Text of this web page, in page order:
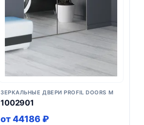
ЗЕРКАЛЬНЫЕ ДВЕРИ PROFIL DOORS M
1002901
от 44186 ₽